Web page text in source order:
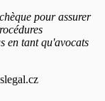
pour assurer
en tant qu'avocats